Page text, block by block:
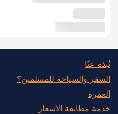
نُبذة عنّا
السفر والسياحة للمسلمين؟
العمرة
خدمة مطابقة الأسعار